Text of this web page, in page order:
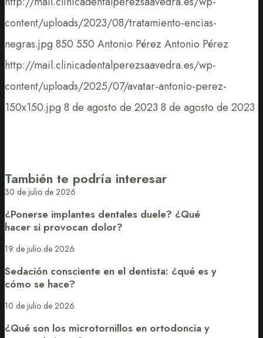
content/uploads/2023/08/tratamiento-encias-
negras.jpg 850 550 Antonio Pérez Antonio Pérez
http://mail.clinicadentalperezsaavedra.es/wp-
content/uploads/2025/07/avatar-antonio-perez-
150x150.jpg 8 de agosto de 2023 8 de agosto de 2023
También te podría interesar
¿Ponerse
dentales
duele?
¿Qué
si
provocan
dolor?
30 de julio de 2026
¿Ponerse implantes dentales duele? ¿Qué
hacer si provocan dolor?
Sedación
consciente
en
el
dentista:
es
19 de julio de 2026
Sedación consciente en el dentista: ¿qué es y
cómo se hace?
¿Qué
los
10 de julio de 2026
¿Qué son los microtornillos en ortodoncia y